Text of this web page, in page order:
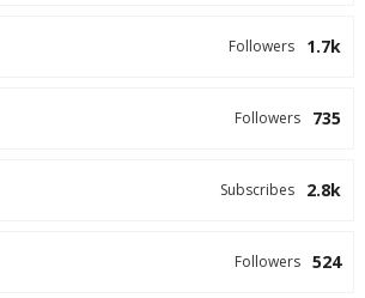
1.7k
Followers
735
Followers
2.8k
Subscribes
524
Followers